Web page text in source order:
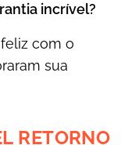
incrível?
com o
sua
RETORNO